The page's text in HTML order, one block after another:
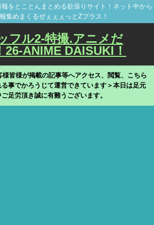
をとことんまとめる欲張りサイト！ネット中から
集めまくるぜぇぇぇっとZプラス！
フル2-特撮.アニメだ
26-ANIME DAISUKI！
皆様が掲載の記事等へアクセス、閲覧、こちら
事でかろうじて運営できています＞本日は足元
足労頂き誠に有難うございます。